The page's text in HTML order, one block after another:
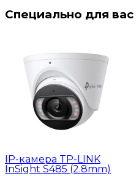
Специально для вас
IP-камера TP-LINK
InSight S485 (2.8mm)